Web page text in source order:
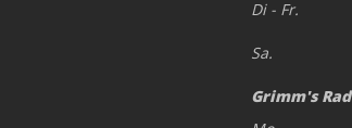
Di - Fr.
Sa.
Grimm's Rad